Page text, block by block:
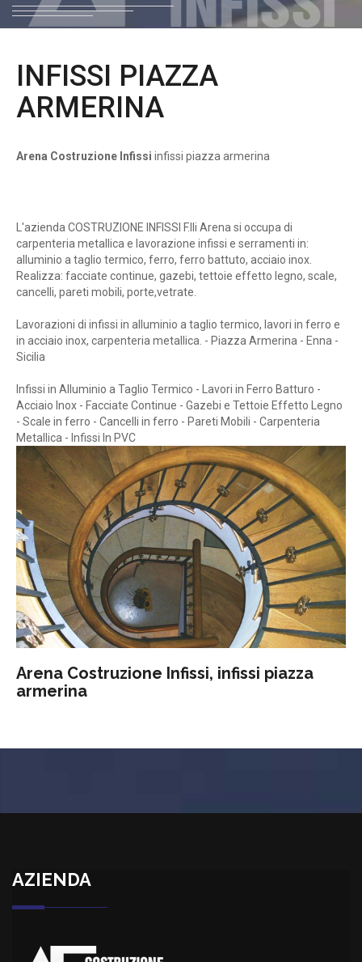
INFISSI PIAZZA
ARMERINA
Arena Costruzione Infissi infissi piazza armerina
L'azienda COSTRUZIONE INFISSI F.lli Arena si occupa di
carpenteria metallica e lavorazione infissi e serramenti in:
alluminio a taglio termico, ferro, ferro battuto, acciaio inox.
Realizza: facciate continue, gazebi, tettoie effetto legno, scale,
cancelli, pareti mobili, porte,vetrate.
Lavorazioni di infissi in alluminio a taglio termico, lavori in ferro e
in acciaio inox, carpenteria metallica. - Piazza Armerina - Enna -
Sicilia
Infissi in Alluminio a Taglio Termico - Lavori in Ferro Batturo -
Acciaio Inox - Facciate Continue - Gazebi e Tettoie Effetto Legno
- Scale in ferro - Cancelli in ferro - Pareti Mobili - Carpenteria
Metallica - Infissi In PVC
Arena Costruzione Infissi, infissi piazza
armerina
AZIENDA